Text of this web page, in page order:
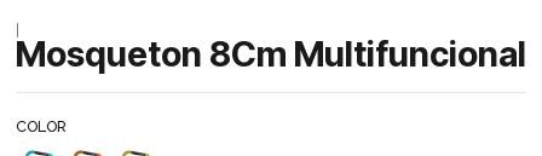
Mosqueton 8Cm Multifuncional
COLOR